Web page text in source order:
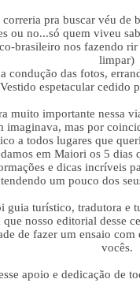
correria pra buscar véu de
ou no...só quem viveu
brasileiro nos fazendo
limpar)
condução das fotos,
Vestido espetacular cedido
muito importante nessa
imaginava, mas por
a todos lugares que
em Maiori os 5 dias
e dicas incríveis
um pouco dos
guia turístico, tradutora e
nosso editorial desse
de fazer um ensaio
vocês.
apoio e dedicação de